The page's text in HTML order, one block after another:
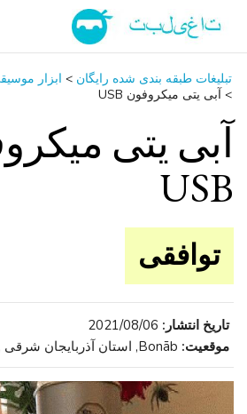
تبلیغات طبقه بندی شده رایگان > ابزار
> آبی یتی میکروفون USB
آبی یتی
USB
توافقی
تاریخ انتشار: 2021/08/06
موقعیت: Bonāb, استان آذربایجان شرقی , ایران